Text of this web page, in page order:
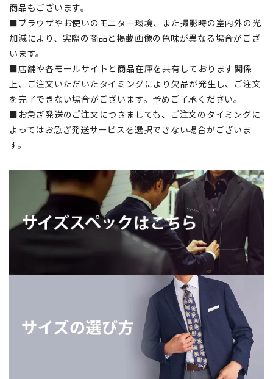
商品もございます。
■ブラウザやお使いのモニター環境、また撮影時の室内外の光
加減により、実際の商品と掲載画像の色味が異なる場合がござ
います。
■店舗や各モールサイトと商品在庫を共有しております関係
上、ご注文いただいたタイミングにより欠品が発生し、ご注文
を完了できない場合がございます。予めご了承ください。
■お急ぎ発送のご注文につきましても、ご注文のタイミングに
よってはお急ぎ発送サービスを選択できない場合がございま
す。